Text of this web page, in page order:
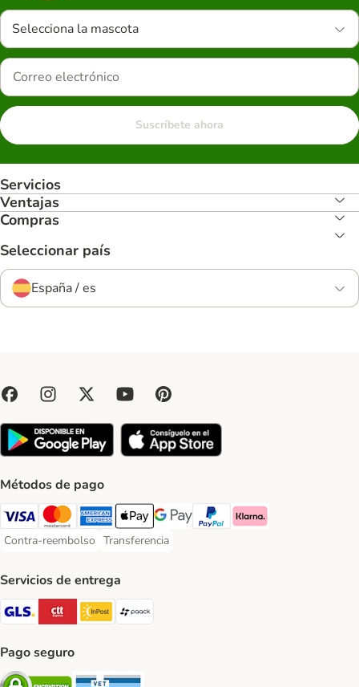
Selecciona la mascota
Suscríbete ahora
Servicios
Ventajas
Compras
Seleccionar país
España / es
Métodos de pago
Visa Payment Method
Mastercard Payment Method
American Express Payment Method
Apple Pay Payment Method
Google Pay Payment Method
PayPal Payment Method
Klarna Payment Method
Contra-reembolso
Contra-reembolso Payment Method
Transferencia
Transferencia Payment Method
Servicios de entrega
GLS Shipping Method
CTTExpress Shipping Method
InPost Shipping Method
Pago seguro
Security